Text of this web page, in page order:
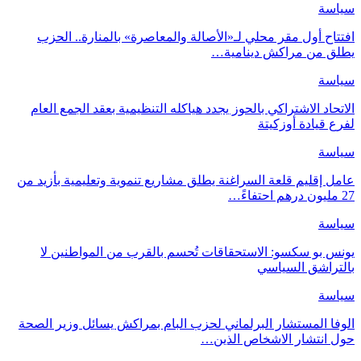
أول مقر محلي لـ«الأصالة والمعاصرة» بالمنارة.. الحزب
من مراكش دينامية…
الاشتراكي بالحوز يجدد هياكله التنظيمية بعقد الجمع العام
قيادة أوزكيتة
إقليم قلعة السراغنة يطلق مشاريع تنموية وتعليمية بأزيد من
بو سكسو: الاستحقاقات تُحسم بالقرب من المواطنين لا
السياسي
المستشار البرلماني لحزب البام بمراكش يسائل وزير الصحة
انتشار الاشخاص الذين…